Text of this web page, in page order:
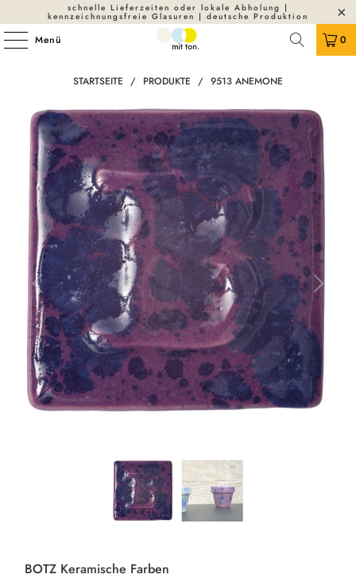
schnelle Lieferzeiten oder lokale Abholung |
kennzeichnungsfreie Glasuren | deutsche Produktion
Menü 0
STARTSEITE / PRODUKTE / 9513 ANEMONE
BOTZ Keramische Farben